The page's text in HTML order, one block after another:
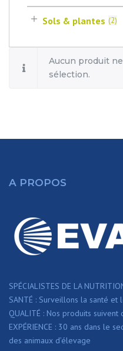
Sols & plantes (2)
Aucun produit
sélection.
A PROPOS
SPÉCIALISTES DE LA
SANTÉ : Surveillons la santé et
QUALITÉ : Nos produits
EXPÉRIENCE : 30 ans dans le
des animaux d’élevage